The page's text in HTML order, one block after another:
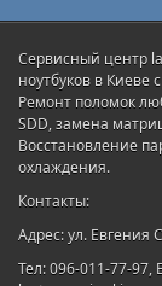
Сервисный центр
ноутбуков в Киеве
Ремонт поломок
SDD, замена
Восстановление
охлаждения.
Контакты:
Адрес: ул. Евгения
Тел: 096-011-77-97,